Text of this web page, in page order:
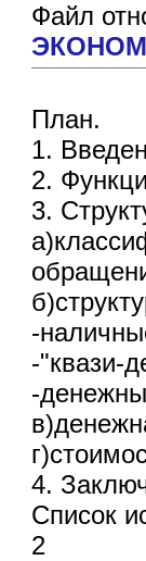
Файл
План.
1.
2.
3.
-
-"квази-
-
4.
Список
2